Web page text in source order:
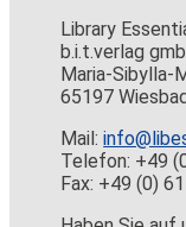
Library
b.i.t.verlag
Maria-Sibylla-
65197
Mail:
Telefon: +49
Fax: +49 (0)